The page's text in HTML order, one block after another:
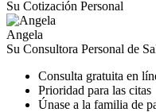
Su Cotización Personal
Angela
Su Consultora Personal de
Consulta gratuita en
Prioridad para las citas
Únase a la familia de